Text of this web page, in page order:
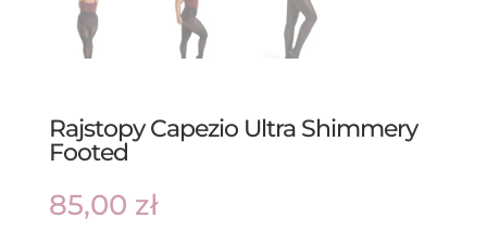
Rajstopy Capezio Ultra Shimmery
Footed
85,00 zł